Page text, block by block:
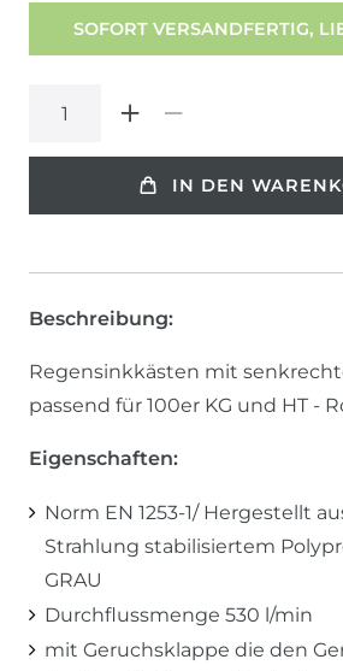
SOFORT VERSANDFERTIG,
IN DEN
Beschreibung:
Regensinkkästen mit
passend für 100er KG und HT -
Eigenschaften:
Norm EN 1253-1/ Hergestellt
Strahlung stabilisiertem
GRAU
Durchflussmenge 530 l/min
mit Geruchsklappe die den